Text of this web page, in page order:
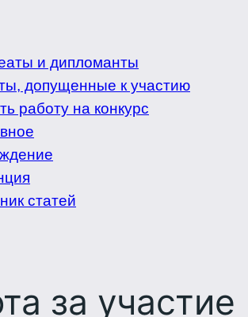
и дипломанты
допущенные к участию
работу на конкурс
статей
за участие